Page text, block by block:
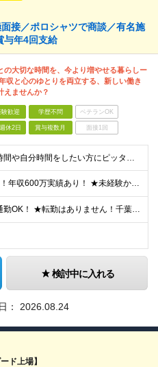
接／ポロシャツで商談／有名施
与年4回支給
の大切な時間を、今より増やせる暮らしー
収と心のゆとりを両立する、新しい働き
えませんか？
験歓迎 学歴不問 ベテランOK
休2日 賞与複数月 面接1回
☆家族との時間や自分時間をしたい方にピッタリの環境です ◆要普通自動車運転免許（AT限定可） ◆学歴不問 ★こんな方にピッタリです！ ・フットワーク軽く行動できる方 ・人の話に素直に耳を傾けられる方
★賞与年4回！年収600万実績あり！ ★未経験からでも基本給27万円スタートと、安定した収入を得られる環境です！ 月給27万円～29万円＋各種手当＋賞与年2回（＋業績賞与年2回） ※経験・スキルを考
★マイカー通勤OK！ ★転勤はありません！千葉＆大阪で積極採用中！ 【千葉】千葉県白井市富塚1番 【大阪】大阪府堺市堺区南半町東1丁目1番10号 ※(変更の範囲)上記を除く当社関連勤務地
検討中に入れる
： 2026.08.24
ド上場】